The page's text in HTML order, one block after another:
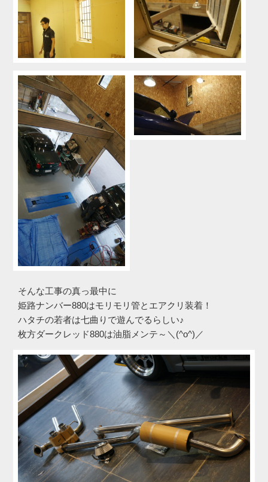
そんな工事の真っ最中に
姫路ナンバー880はモリモリ管とエアクリ装着！
ハタチの若者は七曲りで遊んでるらしい♪
枚方ダークレッド880は油脂メンテ～＼(^o^)／